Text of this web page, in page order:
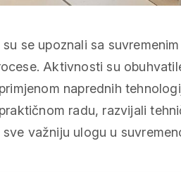
se upoznali sa
Aktivnosti su
naprednih
radu, razvijali
važniju ulogu u